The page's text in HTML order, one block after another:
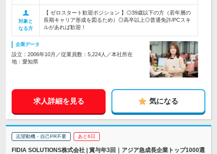
対象と
なる方
【 ゼロスタート歓迎ポジション 】◎39歳以下の方（若年層の
長期キャリア形成を図るため）◎高卒以上◎普通免許/PCスキ
ルがあれば歓迎！
企業データ
設立：2006年10月／従業員数：5,224人／本社所在
地：愛知県
求人詳細を見る 気になる
志望動機・自己PR不要 あと6日
FIDIA SOLUTIONS株式会社 | 賞与年3回｜アジア急成長企業トップ1000選